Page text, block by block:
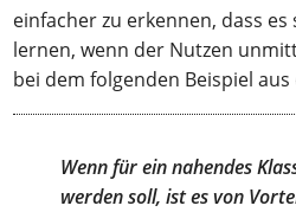
einfacher zu erkennen, dass
lernen, wenn der Nutzen
bei dem folgenden Beispiel aus
Wenn für ein nahendes
werden soll, ist es von